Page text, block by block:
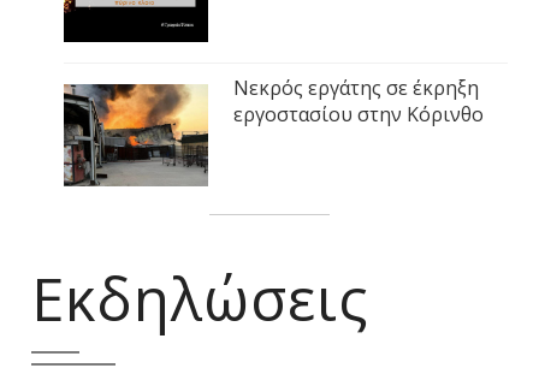
Νεκρός εργάτης σε έκρηξη
εργοστασίου στην Κόρινθο
Εκδηλώσεις